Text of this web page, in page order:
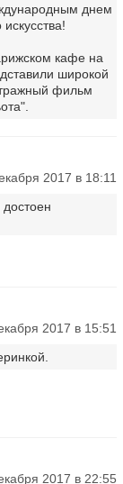
днем
кафе на
широкой
фильм
2017 в 18:11
2017 в 15:51
2017 в 22:55